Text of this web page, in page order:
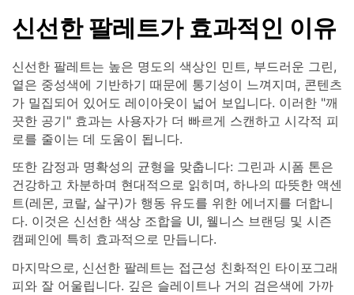
신선한 팔레트가 효과적인 이유
신선한 팔레트는 높은 명도의 색상인 민트, 부드러운 그린,
옅은 중성색에 기반하기 때문에 통기성이 느껴지며, 콘텐츠
가 밀집되어 있어도 레이아웃이 넓어 보입니다. 이러한 "깨
끗한 공기" 효과는 사용자가 더 빠르게 스캔하고 시각적 피
로를 줄이는 데 도움이 됩니다.
또한 감정과 명확성의 균형을 맞춥니다: 그린과 시폼 톤은
건강하고 차분하며 현대적으로 읽히며, 하나의 따뜻한 액센
트(레몬, 코랄, 살구)가 행동 유도를 위한 에너지를 더합니
다. 이것은 신선한 색상 조합을 UI, 웰니스 브랜딩 및 시즌
캠페인에 특히 효과적으로 만듭니다.
마지막으로, 신선한 팔레트는 접근성 친화적인 타이포그래
피와 잘 어울립니다. 깊은 슬레이트나 거의 검은색에 가까